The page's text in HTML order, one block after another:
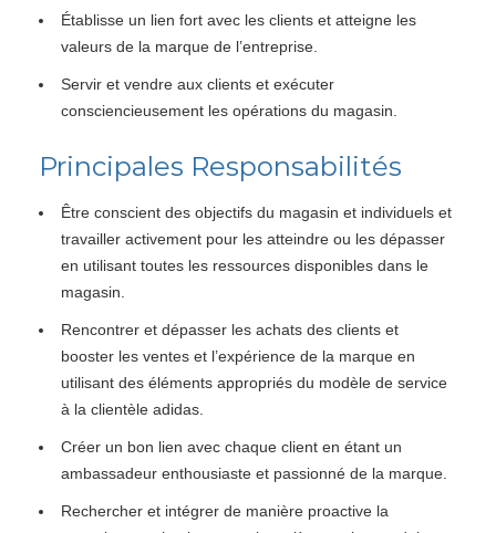
Établisse un lien fort avec les clients et atteigne les
valeurs de la marque de l’entreprise.
Servir et vendre aux clients et exécuter
consciencieusement les opérations du magasin.
Principales Responsabilités
Être conscient des objectifs du magasin et individuels et
travailler activement pour les atteindre ou les dépasser
en utilisant toutes les ressources disponibles dans le
magasin.
Rencontrer et dépasser les achats des clients et
booster les ventes et l’expérience de la marque en
utilisant des éléments appropriés du modèle de service
à la clientèle adidas.
Créer un bon lien avec chaque client en étant un
ambassadeur enthousiaste et passionné de la marque.
Rechercher et intégrer de manière proactive la